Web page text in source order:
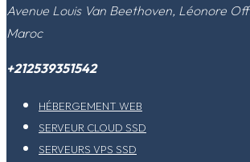
​Avenue Louis Van Beethoven, Léonore
Maroc
+212539351542
HÉBERGEMENT WEB
SERVEUR CLOUD SSD
SERVEURS VPS SSD